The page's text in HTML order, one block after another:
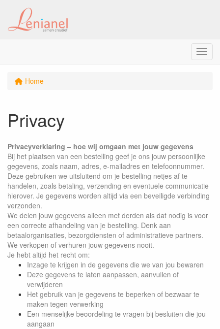
Menu
Home
Privacy
Privacyverklaring – hoe wij omgaan met jouw gegevens
Bij het plaatsen van een bestelling geef je ons jouw persoonlijke
gegevens, zoals naam, adres, e-mailadres en telefoonnummer.
Deze gebruiken we uitsluitend om je bestelling netjes af te
handelen, zoals betaling, verzending en eventuele communicatie
hierover. Je gegevens worden altijd via een beveiligde verbinding
verzonden.
We delen jouw gegevens alleen met derden als dat nodig is voor
een correcte afhandeling van je bestelling. Denk aan
betaalorganisaties, bezorgdiensten of administratieve partners.
We verkopen of verhuren jouw gegevens nooit.
Je hebt altijd het recht om:
Inzage te krijgen in de gegevens die we van jou bewaren
Deze gegevens te laten aanpassen, aanvullen of
verwijderen
Het gebruik van je gegevens te beperken of bezwaar te
maken tegen verwerking
Een menselijke beoordeling te vragen bij besluiten die jou
aangaan